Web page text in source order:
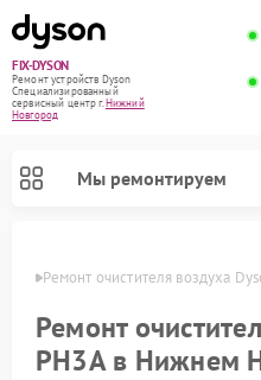
FIX-DYSON
Ремонт устройств Dyson
Специализированный
cервисный центр г.Нижний
Новгород
Мы ремонтируем
Ремонт очистителя воздуха
Ремонт
PH3A в Нижнем